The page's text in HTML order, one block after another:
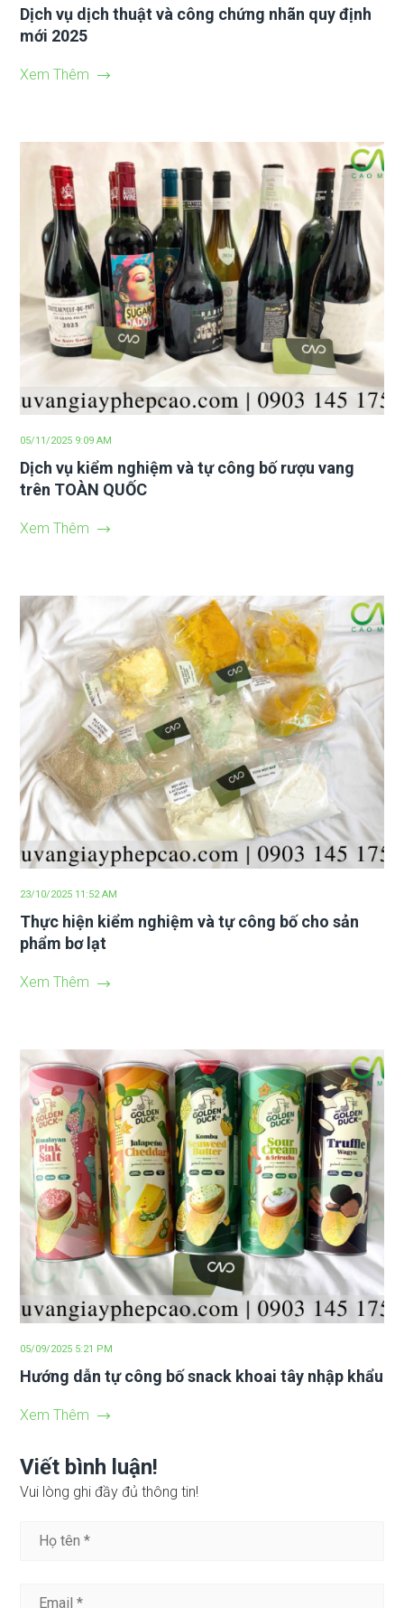
Dịch vụ dịch thuật và công chứng nhãn quy định
mới 2025
Xem Thêm
05/11/2025 9:09 AM
Dịch vụ kiểm nghiệm và tự công bố rượu vang
trên TOÀN QUỐC
Xem Thêm
23/10/2025 11:52 AM
Thực hiện kiểm nghiệm và tự công bố cho sản
phẩm bơ lạt
Xem Thêm
05/09/2025 5:21 PM
Hướng dẫn tự công bố snack khoai tây nhập khẩu
Xem Thêm
Viết bình luận!
Vui lòng ghi đầy đủ thông tin!